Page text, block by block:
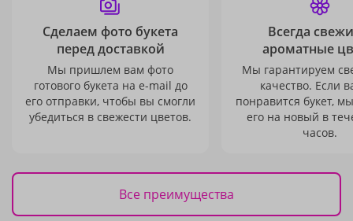
Сделаем фото букета
перед доставкой
Мы пришлем вам фото
готового букета на e-mail до
его отправки, чтобы вы смогли
убедиться в свежести цветов.
Всегда
ароматные
Мы гарантируем
качество. Если
понравится букет,
его на новый в
часов.
Все преимущества